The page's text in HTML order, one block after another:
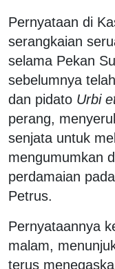
Pernyataan di
serangkaian
selama Pekan
sebelumnya
dan pidato Urbi
perang,
senjata untuk
mengumumkan
perdamaian
Petrus.
Pernyataannya
malam,
terus